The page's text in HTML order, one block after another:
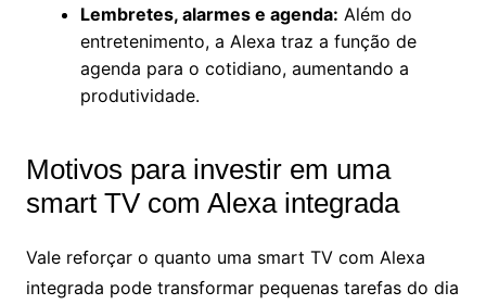
Lembretes, alarmes e agenda: Além do
entretenimento, a Alexa traz a função de
agenda para o cotidiano, aumentando a
produtividade.
Motivos para investir em uma
smart TV com Alexa integrada
Vale reforçar o quanto uma smart TV com Alexa
integrada pode transformar pequenas tarefas do dia